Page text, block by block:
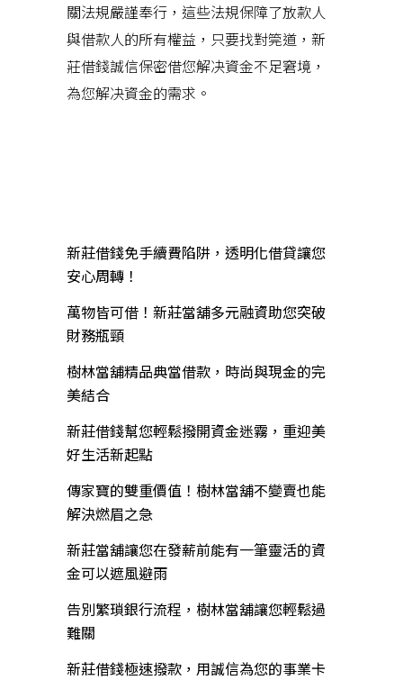
關法規嚴謹奉行，這些法規保障了放款人
與借款人的所有權益，只要找對筦道，新
莊借錢誠信保密借您解决資金不足窘境，
為您解决資金的需求。
新莊借錢免手續費陷阱，透明化借貸讓您
安心周轉！
萬物皆可借！新莊當舖多元融資助您突破
財務瓶頸
樹林當舖精品典當借款，時尚與現金的完
美結合
新莊借錢幫您輕鬆撥開資金迷霧，重迎美
好生活新起點
傳家寶的雙重價值！樹林當舖不變賣也能
解決燃眉之急
新莊當舖讓您在發薪前能有一筆靈活的資
金可以遮風避雨
告別繁瑣銀行流程，樹林當舖讓您輕鬆過
難關
新莊借錢極速撥款，用誠信為您的事業卡